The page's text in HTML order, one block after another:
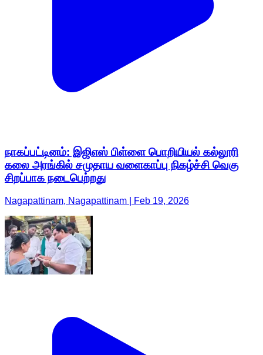
நாகப்பட்டினம்: இஜிஎஸ் பிள்ளை பொறியியல் கல்லூரி
கலை அரங்கில் சமுதாய வளைகாப்பு நிகழ்ச்சி வெகு
சிறப்பாக நடைபெற்றது
Nagapattinam, Nagapattinam | Feb 19, 2026